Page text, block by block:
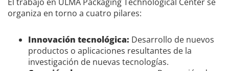
organiza en torno a cuatro pilares:
Innovación tecnológica: Desarrollo de nuevos
productos o aplicaciones resultantes de la
investigación de nuevas tecnologías.